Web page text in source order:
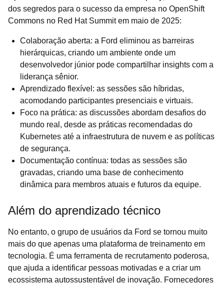
dos segredos para o sucesso da empresa no OpenShift
Commons no Red Hat Summit em maio de 2025:
Colaboração aberta: a Ford eliminou as barreiras
hierárquicas, criando um ambiente onde um
desenvolvedor júnior pode compartilhar insights com a
liderança sênior.
Aprendizado flexível: as sessões são híbridas,
acomodando participantes presenciais e virtuais.
Foco na prática: as discussões abordam desafios do
mundo real, desde as práticas recomendadas do
Kubernetes até a infraestrutura de nuvem e as políticas
de segurança.
Documentação contínua: todas as sessões são
gravadas, criando uma base de conhecimento
dinâmica para membros atuais e futuros da equipe.
Além do aprendizado técnico
No entanto, o grupo de usuários da Ford se tornou muito
mais do que apenas uma plataforma de treinamento em
tecnologia. É uma ferramenta de recrutamento poderosa,
que ajuda a identificar pessoas motivadas e a criar um
ecossistema autossustentável de inovação. Fornecedores